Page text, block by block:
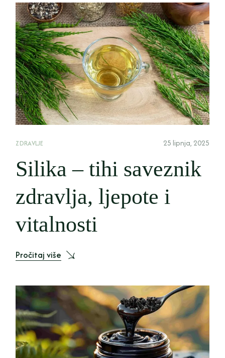
ZDRAVLJE 25 lipnja, 2025
Silika – tihi saveznik
zdravlja, ljepote i
vitalnosti
Pročitaj više